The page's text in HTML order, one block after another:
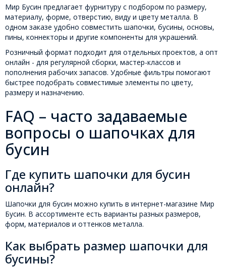
Мир Бусин предлагает фурнитуру с подбором по размеру,
материалу, форме, отверстию, виду и цвету металла. В
одном заказе удобно совместить шапочки, бусины, основы,
пины, коннекторы и другие компоненты для украшений.
Розничный формат подходит для отдельных проектов, а опт
онлайн - для регулярной сборки, мастер-классов и
пополнения рабочих запасов. Удобные фильтры помогают
быстрее подобрать совместимые элементы по цвету,
размеру и назначению.
FAQ – часто задаваемые
вопросы о шапочках для
бусин
Где купить шапочки для бусин
онлайн?
Шапочки для бусин можно купить в интернет-магазине Мир
Бусин. В ассортименте есть варианты разных размеров,
форм, материалов и оттенков металла.
Как выбрать размер шапочки для
бусины?